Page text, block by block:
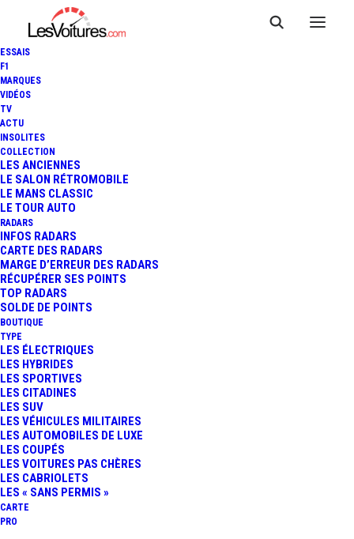
ESSAIS
F1
MARQUES
VIDÉOS
TV
ACTU
INSOLITES
COLLECTION
LES ANCIENNES
LE SALON RÉTROMOBILE
LE MANS CLASSIC
LE TOUR AUTO
RADARS
INFOS RADARS
CARTE DES RADARS
MARGE D’ERREUR DES RADARS
RÉCUPÉRER SES POINTS
TOP RADARS
SOLDE DE POINTS
BOUTIQUE
TYPE
LES ÉLECTRIQUES
LES HYBRIDES
LES SPORTIVES
LES CITADINES
LES SUV
LES VÉHICULES MILITAIRES
LES AUTOMOBILES DE LUXE
LES COUPÉS
LES VOITURES PAS CHÈRES
LES CABRIOLETS
LES « SANS PERMIS »
CARTE
PRO
BERLINETTE 1600 S
PRÉPARÉE FERRY À VENDRE
4 Minutes